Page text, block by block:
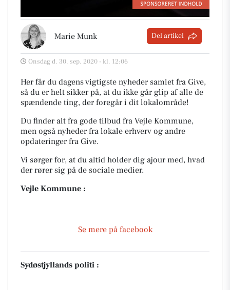
Marie Munk Del artikel
Onsdag d. 30. sep. 2020 - kl. 12:06
Her får du dagens vigtigste nyheder samlet fra Give,
så du er helt sikker på, at du ikke går glip af alle de
spændende ting, der foregår i dit lokalområde!
Du finder alt fra gode tilbud fra Vejle Kommune,
men også nyheder fra lokale erhverv og andre
opdateringer fra Give.
Vi sørger for, at du altid holder dig ajour med, hvad
der rører sig på de sociale medier.
Vejle Kommune :
Se mere på facebook
Sydøstjyllands politi :